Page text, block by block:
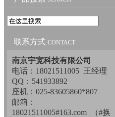
联系方式 CONTACT
南京宇宽科技有限公司
电话：18021511005 王经理
QQ：541933892
座机：025-83605860*807
邮箱：
18021511005#163.com （#换